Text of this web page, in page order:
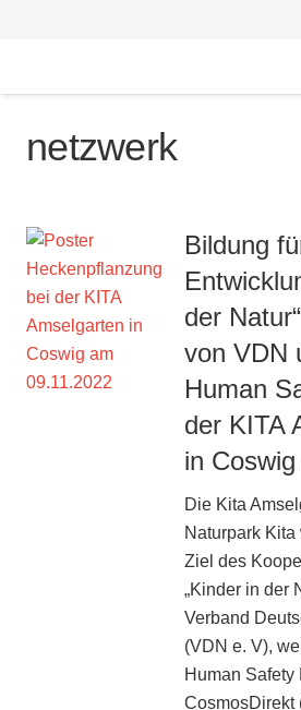
netzwerk
Bildung
der
von VDN
Human
der KITA
in
Die Kita
Naturpark
Ziel des
„Kinder in der
Verband
(VDN e. V),
Human Safety
CosmosDirekt